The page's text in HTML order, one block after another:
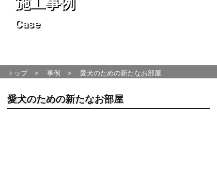
Case
トップ 事例 愛犬のための新たなお部屋
愛犬のための新たなお部屋